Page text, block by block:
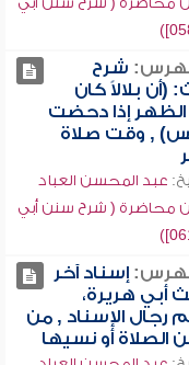
شرح
(أن بلالاً كان
الظهر إذا دحضت
, وقت صلاة
عبد المحسن العباد
محاضرة ( شرح سنن أبي
إسناد آخر
أبي هريرة،
رجال الإسناد , من
الصلاة أو نسيها